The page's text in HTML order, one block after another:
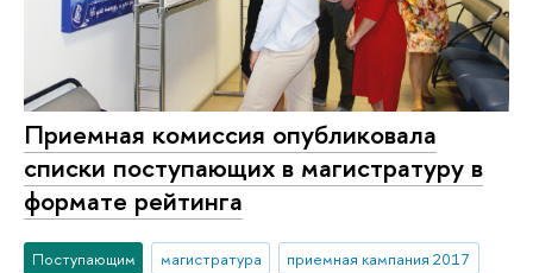
Приемная комиссия опубликовала
списки поступающих в магистратуру в
формате рейтинга
Поступающим магистратура приемная кампания 2017